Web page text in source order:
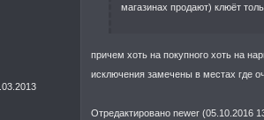
магазинах продают) клюёт
причем хоть на покупного хоть на
исключения замечены в местах где
Отредактировано newer (05.10.2016